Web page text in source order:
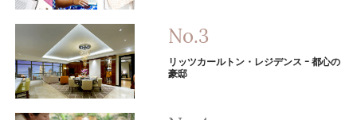
リッツカールトン・レジデンス ｰ 都心の
豪邸